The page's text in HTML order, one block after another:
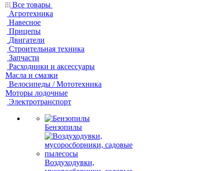
Все товары
Агротехника
Навесное
Прицепы
Двигатели
Строительная техника
Запчасти
Расходники и аксессуары
Масла и смазки
Велосипеды / Мототехника
Моторы лодочные
Электротранспорт
Бензопилы
Воздуходувки,